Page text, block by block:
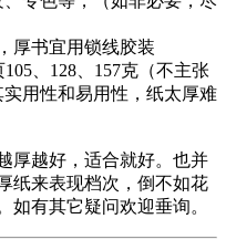
厚书宜用锁线胶装
、128、157克（不主张
用性和易用性，纸太厚难
厚越好，适合就好。也并
纸来表现档次，倒不如花
如有其它疑问欢迎垂询。